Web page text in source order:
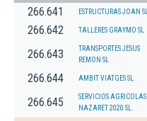
266.641 ESTRUCTURAS JOAN SL
266.642 TALLERES GRAYMO SL
266.643
TRANSPORTES JESUS
REMON SL
266.644 AMBIT VIATGES SL
266.645
SERVICIOS AGRICOLAS
NAZARET 2020 SL.